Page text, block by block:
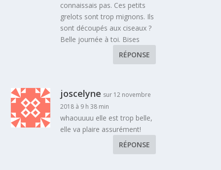
connaissais pas. Ces petits
grelots sont trop mignons. Ils
sont découpés aux ciseaux ?
Belle journée à toi. Bises
RÉPONSE
joscelyne sur 12 novembre
2018 à 9 h 38 min
whaouuuu elle est trop belle,
elle va plaire assurément!
RÉPONSE